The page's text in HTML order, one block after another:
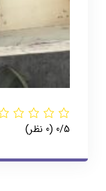
‫0/5 ‫(0 نظر)